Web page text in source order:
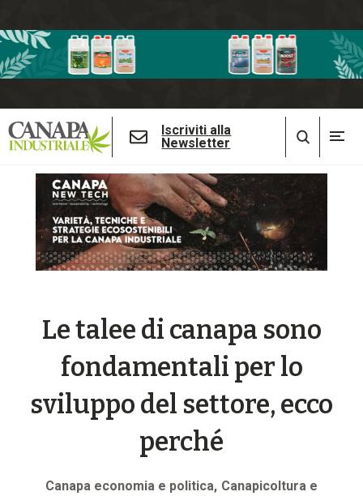
Iscriviti alla
Newsletter
Le talee di canapa sono
fondamentali per lo
sviluppo del settore, ecco
perché
Canapa economia e politica Canapicoltura e